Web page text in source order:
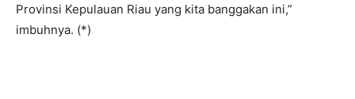
Provinsi Kepulauan Riau yang kita banggakan ini,”
imbuhnya. (*)